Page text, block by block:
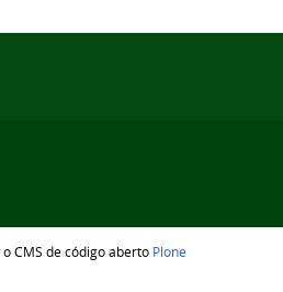
CMS de código aberto Plone